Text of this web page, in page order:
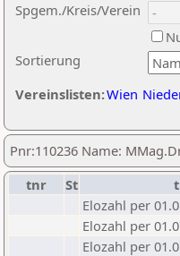
Sortierung
Spgem./Kreis/Verein
Vereinslisten:Wien
Pnr:110236 Name:
tnr
St
Elozahl per
Elozahl per
Elozahl per